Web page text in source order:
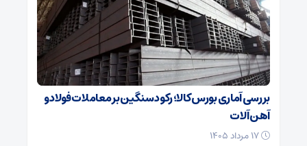
بررسی آماری بورس کالا؛ رکود سنگین بر معاملات فولاد و
آهن آلات